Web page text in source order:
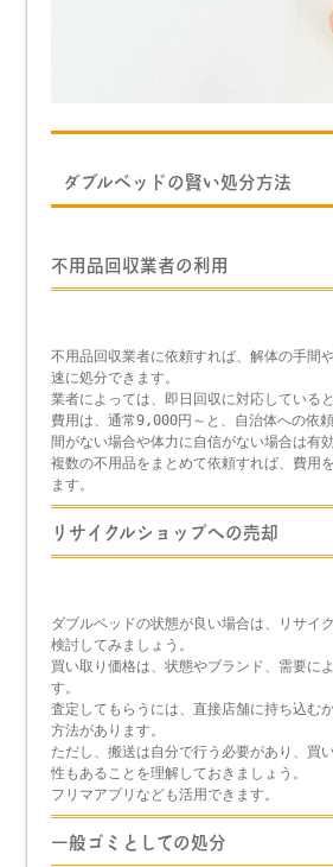
ダブルベッドの賢い処分方法
不用品回収業者の利用
不用品回収業者に依頼すれば、解体の手間
速に処分できます。
業者によっては、即日回収に対応している
費用は、通常9,000円～と、自治体への依
間がない場合や体力に自信がない場合は有
複数の不用品をまとめて依頼すれば、費用
ます。
リサイクルショップへの売却
ダブルベッドの状態が良い場合は、リサイ
検討してみましょう。
買い取り価格は、状態やブランド、需要に
す。
査定してもらうには、直接店舗に持ち込む
方法があります。
ただし、搬送は自分で行う必要があり、買
性もあることを理解しておきましょう。
フリマアプリなども活用できます。
一般ゴミとしての処分